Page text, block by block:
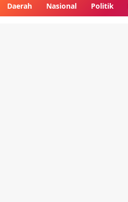
Daerah Nasional Politik